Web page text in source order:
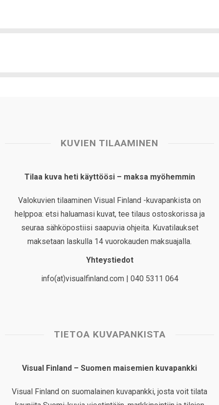
KUVIEN TILAAMINEN
Tilaa kuva heti käyttöösi – maksa myöhemmin
Valokuvien tilaaminen Visual Finland -kuvapankista on
helppoa: etsi haluamasi kuvat, tee tilaus ostoskorissa ja
seuraa sähköpostiisi saapuvia ohjeita. Kuvatilaukset
maksetaan laskulla 14 vuorokauden maksuajalla.
Yhteystiedot
info(at)visualfinland.com | 040 5311 064
TIETOA KUVAPANKISTA
Visual Finland – Suomen maisemien kuvapankki
Visual Finland on suomalainen kuvapankki, josta voit tilata